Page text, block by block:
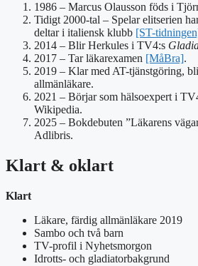
1986 – Marcus Olausson föds i
Tidigt 2000-tal – Spelar elitserien
deltar i italiensk klubb [ST-
2014 – Blir Herkules i TV4:s
2017 – Tar läkarexamen [MåBra].
2019 – Klar med AT-tjänstgöring,
allmänläkare.
2021 – Börjar som hälsoexpert i
Wikipedia.
2025 – Bokdebuten ”Läkarens
Adlibris.
Klart & oklart
Klart
Läkare, färdig allmänläkare 2019
Sambo och två barn
TV-profil i Nyhetsmorgon
Idrotts- och gladiatorbakgrund